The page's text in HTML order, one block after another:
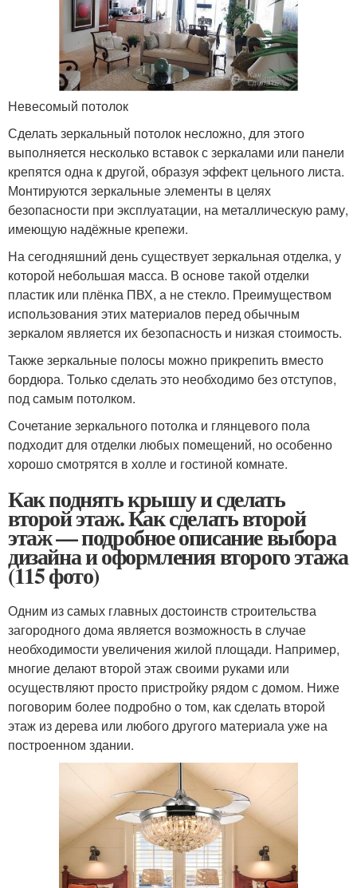
Невесомый потолок
Сделать зеркальный потолок несложно, для этого
выполняется несколько вставок с зеркалами или панели
крепятся одна к другой, образуя эффект цельного листа.
Монтируются зеркальные элементы в целях
безопасности при эксплуатации, на металлическую раму,
имеющую надёжные крепежи.
На сегодняшний день существует зеркальная отделка, у
которой небольшая масса. В основе такой отделки
пластик или плёнка ПВХ, а не стекло. Преимуществом
использования этих материалов перед обычным
зеркалом является их безопасность и низкая стоимость.
Также зеркальные полосы можно прикрепить вместо
бордюра. Только сделать это необходимо без отступов,
под самым потолком.
Сочетание зеркального потолка и глянцевого пола
подходит для отделки любых помещений, но особенно
хорошо смотрятся в холле и гостиной комнате.
Как поднять крышу и сделать
второй этаж. Как сделать второй
этаж — подробное описание выбора
дизайна и оформления второго этажа
(115 фото)
Одним из самых главных достоинств строительства
загородного дома является возможность в случае
необходимости увеличения жилой площади. Например,
многие делают второй этаж своими руками или
осуществляют просто пристройку рядом с домом. Ниже
поговорим более подробно о том, как сделать второй
этаж из дерева или любого другого материала уже на
построенном здании.